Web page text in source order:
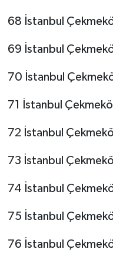
68 İstanbul
69 İstanbul
70 İstanbul
71 İstanbul
72 İstanbul
73 İstanbul
74 İstanbul
75 İstanbul
76 İstanbul